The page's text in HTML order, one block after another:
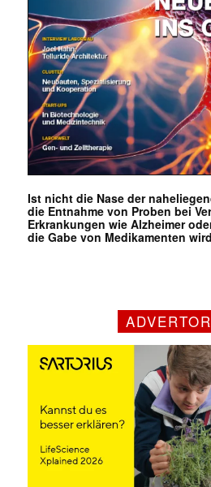
Mit dem
Ist nicht die Nase der
die Entnahme von Proben bei
Erkrankungen wie Alzheimer
die Gabe von Medikamenten